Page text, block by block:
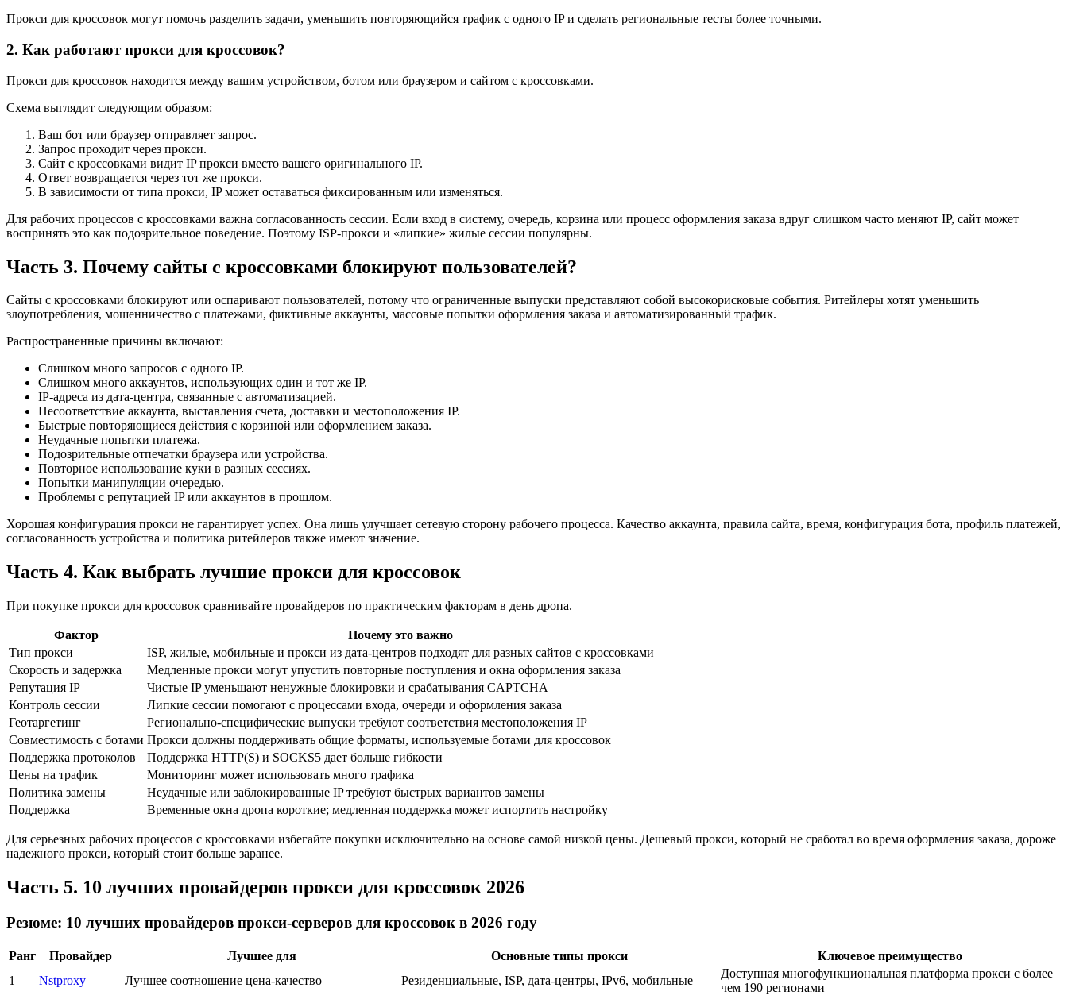
Прокси для кроссовок могут помочь разделить задачи, уменьшить повторяющийся трафик с одного IP и сделать региональные тесты более точными.
2. Как работают прокси для кроссовок?
Прокси для кроссовок находится между вашим устройством, ботом или браузером и сайтом с кроссовками.
Схема выглядит следующим образом:
Ваш бот или браузер отправляет запрос.
Запрос проходит через прокси.
Сайт с кроссовками видит IP прокси вместо вашего оригинального IP.
Ответ возвращается через тот же прокси.
В зависимости от типа прокси, IP может оставаться фиксированным или изменяться.
Для рабочих процессов с кроссовками важна согласованность сессии. Если вход в систему, очередь, корзина или процесс оформления заказа вдруг слишком часто меняют IP, сайт может
воспринять это как подозрительное поведение. Поэтому ISP-прокси и «липкие» жилые сессии популярны.
Часть 3. Почему сайты с кроссовками блокируют пользователей?
Сайты с кроссовками блокируют или оспаривают пользователей, потому что ограниченные выпуски представляют собой высокорисковые события. Ритейлеры хотят уменьшить
злоупотребления, мошенничество с платежами, фиктивные аккаунты, массовые попытки оформления заказа и автоматизированный трафик.
Распространенные причины включают:
Слишком много запросов с одного IP.
Слишком много аккаунтов, использующих один и тот же IP.
IP-адреса из дата-центра, связанные с автоматизацией.
Несоответствие аккаунта, выставления счета, доставки и местоположения IP.
Быстрые повторяющиеся действия с корзиной или оформлением заказа.
Неудачные попытки платежа.
Подозрительные отпечатки браузера или устройства.
Повторное использование куки в разных сессиях.
Попытки манипуляции очередью.
Проблемы с репутацией IP или аккаунтов в прошлом.
Хорошая конфигурация прокси не гарантирует успех. Она лишь улучшает сетевую сторону рабочего процесса. Качество аккаунта, правила сайта, время, конфигурация бота, профиль платежей,
согласованность устройства и политика ритейлеров также имеют значение.
Часть 4. Как выбрать лучшие прокси для кроссовок
При покупке прокси для кроссовок сравнивайте провайдеров по практическим факторам в день дропа.
Фактор
Почему это важно
Тип прокси
ISP, жилые, мобильные и прокси из дата-центров подходят для разных сайтов с кроссовками
Скорость и задержка
Медленные прокси могут упустить повторные поступления и окна оформления заказа
Репутация IP
Чистые IP уменьшают ненужные блокировки и срабатывания CAPTCHA
Контроль сессии
Липкие сессии помогают с процессами входа, очереди и оформления заказа
Геотаргетинг
Регионально-специфические выпуски требуют соответствия местоположения IP
Совместимость с ботами Прокси должны поддерживать общие форматы, используемые ботами для кроссовок
Поддержка протоколов
Поддержка HTTP(S) и SOCKS5 дает больше гибкости
Цены на трафик
Мониторинг может использовать много трафика
Политика замены
Неудачные или заблокированные IP требуют быстрых вариантов замены
Поддержка
Временные окна дропа короткие; медленная поддержка может испортить настройку
Для серьезных рабочих процессов с кроссовками избегайте покупки исключительно на основе самой низкой цены. Дешевый прокси, который не сработал во время оформления заказа, дороже
надежного прокси, который стоит больше заранее.
Часть 5. 10 лучших провайдеров прокси для кроссовок 2026
Резюме: 10 лучших провайдеров прокси-серверов для кроссовок в 2026 году
Ранг Провайдер Лучшее для Основные типы прокси
Ключевое преимущество
1
Nstproxy Лучшее соотношение цена-качество Резиденциальные, ISP, дата-центры, IPv6, мобильные
Доступная многофункциональная платформа прокси с более
чем 190 регионами